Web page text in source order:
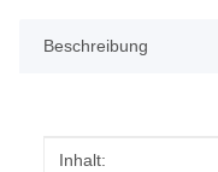
Beschreibung
Produkteigenschaft
Wert
Inhalt: